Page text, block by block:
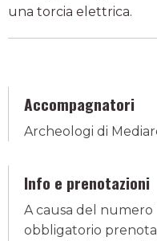
una torcia elettrica.
Accompagnatori
Archeologi di
Info e prenotazioni
A causa del numero
obbligatorio